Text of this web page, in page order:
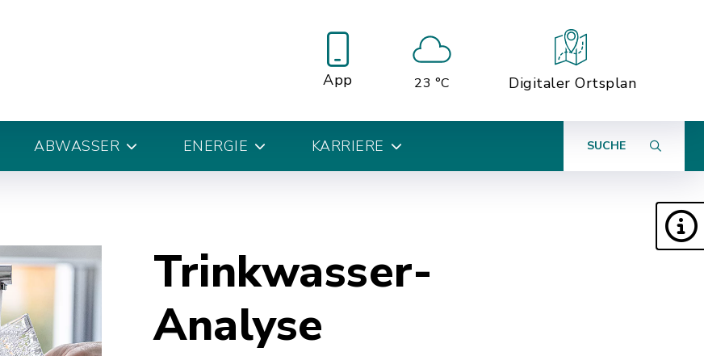
App 23 °C Digitaler Ortsplan
ABWASSER ENERGIE KARRIERE SUCHE
Trinkwasser-
Analyse